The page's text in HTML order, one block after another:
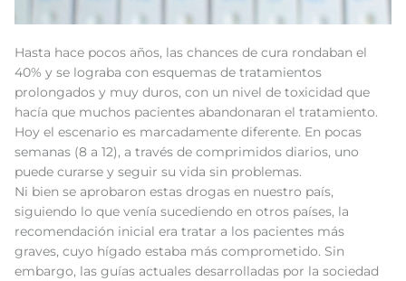
Hasta hace pocos años, las chances de cura rondaban el
40% y se lograba con esquemas de tratamientos
prolongados y muy duros, con un nivel de toxicidad que
hacía que muchos pacientes abandonaran el tratamiento.
Hoy el escenario es marcadamente diferente. En pocas
semanas (8 a 12), a través de comprimidos diarios, uno
puede curarse y seguir su vida sin problemas.
Ni bien se aprobaron estas drogas en nuestro país,
siguiendo lo que venía sucediendo en otros países, la
recomendación inicial era tratar a los pacientes más
graves, cuyo hígado estaba más comprometido. Sin
embargo, las guías actuales desarrolladas por la sociedad